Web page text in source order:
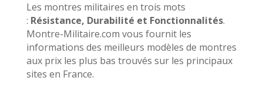
Les montres militaires en trois mots
: Résistance, Durabilité et Fonctionnalités.
Montre-Militaire.com vous fournit les
informations des meilleurs modèles de montres
aux prix les plus bas trouvés sur les principaux
sites en France.